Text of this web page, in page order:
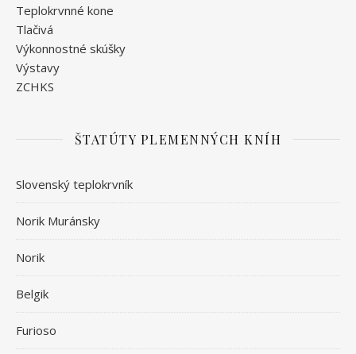
Teplokrvnné kone
Tlačivá
Výkonnostné skúšky
Výstavy
ZCHKS
ŠTATÚTY PLEMENNÝCH KNÍH
Slovenský teplokrvník
Norik Muránsky
Norik
Belgik
Furioso